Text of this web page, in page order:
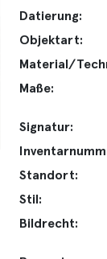
Datierung:
Objektart:
Material/
Maße:
Signatur:
Standort:
Stil:
Bildrecht: